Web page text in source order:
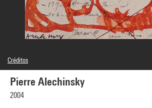
Pierre Alechinsky
2004
Créditos
© Centre Pompidou, 2004 ; Œuvre reproduite : Pierre
Paris, 2004 ; Conception graphique : Atelier de création graphique